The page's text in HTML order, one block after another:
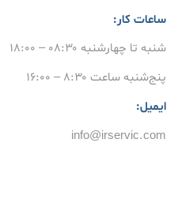
ساعات کار:
شنبه تا چهارشنبه ۰۸:۳۰ – ۱۸:۰۰
پنج‌شنبه ساعت ۸:۳۰ – ۱۶:۰۰
ایمیل:
info@irservic.com